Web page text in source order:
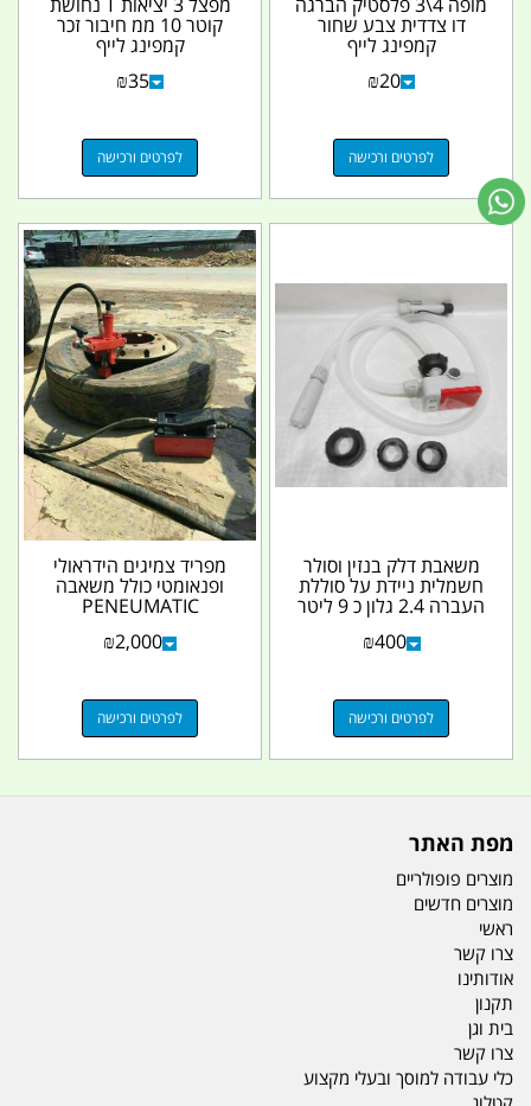
דו צדדית צבע שחור
קמפינג לייף
₪20
לפרטים ורכישה
קוטר 10 ממ חיבור זכר
קמפינג לייף
₪35
לפרטים ורכישה
משאבת דלק בנזין וסולר
חשמלית ניידת על סוללת
העברה 2.4 גלון כ 9 ליטר
₪400
לפרטים ורכישה
מפריד צמיגים הידראולי
ופנאומטי כולל משאבה
PENEUMATIC
קמפינג...
₪2,000
לפרטים ורכישה
מפת האתר
מוצרים פופולריים
מוצרים חדשים
ראשי
צרו קשר
אודותינו
תקנון
בית וגן
צרו קשר
כלי עבודה למוסך ובעלי מקצוע